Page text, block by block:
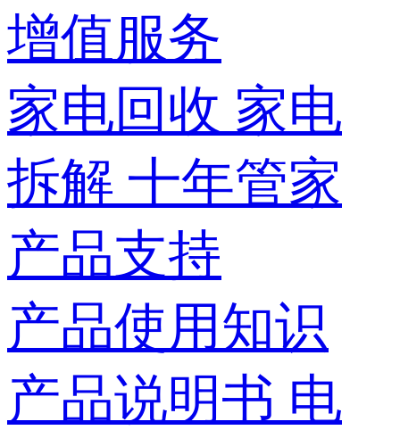
增值服务
家电回收 家电
拆解 十年管家
产品支持
产品使用知识
产品说明书 电